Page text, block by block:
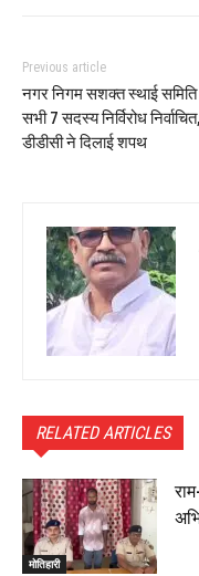
Previous article
नगर निगम सशक्त स्थाई
सभी 7 सदस्य निर्विरोध निर्वाचित,
डीडीसी ने दिलाई शपथ
RELATED ARTICLES
मोतिहारी